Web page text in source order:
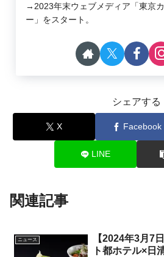
→2023年末ウェブメディア「東京
ー」をスタート。
シェアする
X Facebook
LINE
関連記事
ニュース
【2024年3月7
ト都ホテル×日